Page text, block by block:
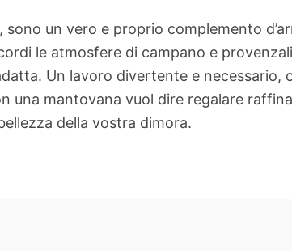
sono un vero e proprio complemento
le atmosfere di campano e
Un lavoro divertente e
una mantovana vuol dire regalare
della vostra dimora.